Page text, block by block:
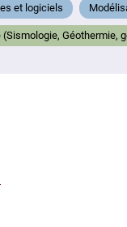
et logiciels
Géothermie,